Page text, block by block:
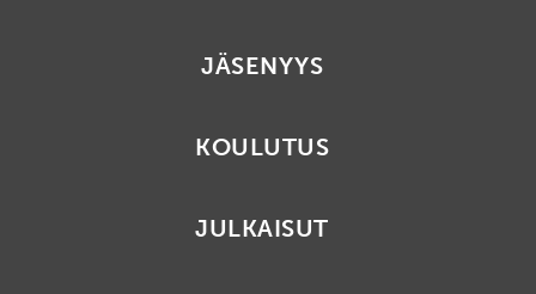
JÄSENYYS
KOULUTUS
JULKAISUT